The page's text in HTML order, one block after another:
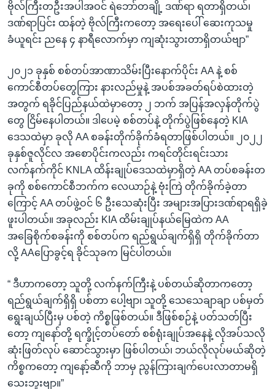
ဗိုလ်ကြီးတဦးအပါအဝင် ရဲဘော်တချို့ ဒဏ်ရာ ရတာရှိတယ်၊
ဒဏ်ရာပြင်း ထန်တဲ့ ဗိုလ်ကြီးကတော့ အရေးပေါ် ဆေးကုသမှု
ခံယူရင်း ညနေ ၄ နာရီလောက်မှာ ကျဆုံးသွားတာရှိတယ်ဗျာ”
၂၀၂၁ ခုနှစ် စစ်တပ်အာဏာသိမ်းပြီးနောက်ပိုင်း AA နဲ့ စစ်
ကောင်စီတပ်တွေကြား နားလည်မှုနဲ့ အပစ်အခတ်ရပ်စဲထားတဲ့
အတွက် ရခိုင်ပြည်နယ်ထဲမှာတော့ ၂ ဘက် အပြန်အလှန်တိုက်ပွဲ
တွေ ငြိမ်နေပါတယ်။ ဒါပေမဲ့ စစ်တပ်နဲ့ တိုက်ပွဲဖြစ်နေတဲ့ KIA
ဒေသထဲမှာ ခုလို AA စခန်းတိုက်ခိုက်ခံရတာဖြစ်ပါတယ်။ ၂၀၂၂
ခုနှစ်ဇူလိုင်လ အစောပိုင်းကလည်း ကရင်တိုင်းရင်းသား
လက်နက်ကိုင် KNLA ထိန်းချုပ်ဒေသထဲမှာရှိတဲ့ AA တပ်စခန်းတ
ခုကို စစ်ကောင်စီဘက်က လေယာဉ်နဲ့ ဗုံးကြဲ တိုက်ခိုက်ခဲ့တာ
ကြောင့် AA တပ်ဖွဲ့ဝင် ၆ ဦးသေဆုံးပြီး အများအပြားဒဏ်ရာရရှိခဲ့
ဖူးပါတယ်။ အခုလည်း KIA ထိမ်းချုပ်နယ်မြေထဲက AA
အခြေစိုက်စခန်းကို စစ်တပ်က ရည်ရွယ်ချက်ရှိရှိ တိုက်ခိုက်တာ
လို့ AAပြောခွင့်ရ ခိုင်သုခက မြင်ပါတယ်။
“ ဒီဟာကတော့ သူတို့ လက်နက်ကြီးနဲ့ ပစ်တယ်ဆိုတာကတော့
ရည်ရွယ်ချက်ရှိရှိ ပစ်တာ ပေါ့ဗျာ၊ သူတို့ သေသေချာချာ ပစ်မှတ်
ရွေးချယ်ပြီးမှ ပစ်တဲ့ ကိစ္စဖြစ်တယ်။ ဒီဖြစ်စဉ်နဲ့ ပတ်သတ်ပြီး
တော့ ကျနော်တို့ ရက္ခိုင့်တပ်တော် စစ်ရုံးချုပ်အနေနဲ့ လိုအပ်သလို
ဆုံးဖြတ်လုပ် ဆောင်သွားမှာ ဖြစ်ပါတယ်၊ ဘယ်လိုလုပ်မယ်ဆိုတဲ့
ကိစ္စကတော့ ကျနော့်ဆီကို ဘာမှ ညွန်ကြားချက်ပေးလာတာမရှိ
သေးဘူးဗျာ။”